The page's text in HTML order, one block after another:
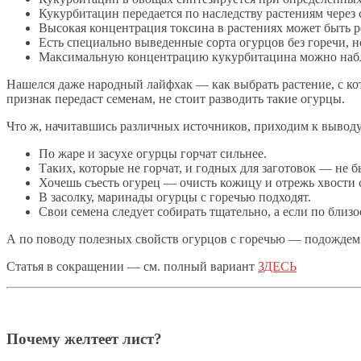
Кукурбитацин передается по наследству растениям через
Высокая концентрация токсина в растениях может
Есть специально выведенные сорта огурцов без горечи,
Максимальную концентрацию кукурбитацина можно
Нашелся даже народный лайфхак — как выбрать растение, с
признак передаст семенам, не стоит разводить такие огурцы.
Что ж, начитавшись различных источников, приходим к
По жаре и засухе огурцы горчат сильнее.
Таких, которые не горчат, и годных для заготовок — не
Хочешь съесть огурец — очисть кожицу и отрежь хвости
В засолку, маринады огурцы с горечью подходят.
Свои семена следует собирать тщательно, а если по
А по поводу полезных свойств огурцов с горечью — подождем
Статья в сокращении — см. полный вариант ЗДЕСЬ
Почему желтеет лист?